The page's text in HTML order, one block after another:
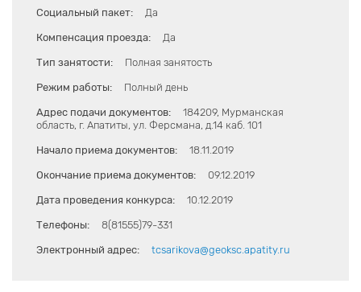
Социальный пакет: Да
Компенсация проезда: Да
Тип занятости: Полная занятость
Режим работы: Полный день
Адрес подачи документов:
184209, Мурманская
область, г. Апатиты, ул. Ферсмана, д.14 каб. 101
Начало приема документов: 18.11.2019
Окончание приема документов: 09.12.2019
Дата проведения конкурса: 10.12.2019
Телефоны: 8(81555)79-331
Электронный адрес: tcsarikova@geoksc.apatity.ru